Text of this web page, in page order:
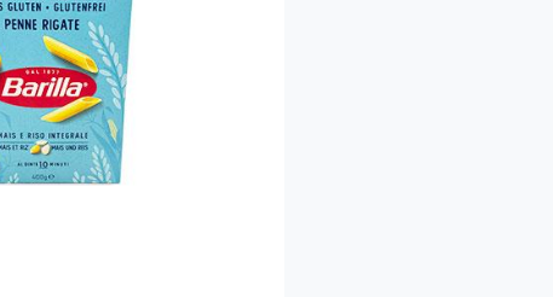
משלוח מהיר עד הבית – כדי שתהיו רגועים ומסודרים.